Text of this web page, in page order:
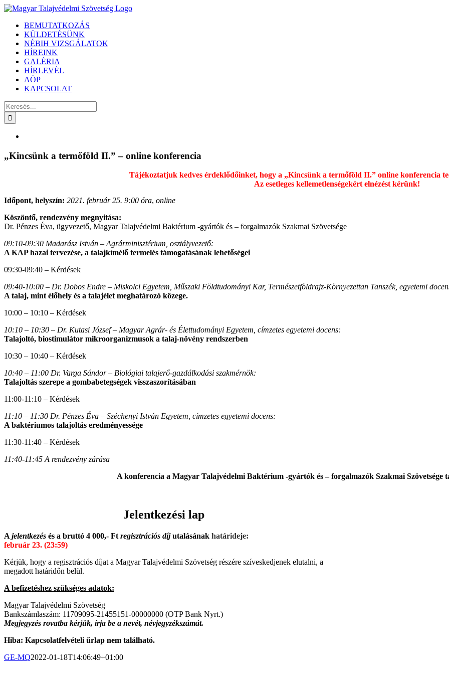
Kihagyás
BEMUTATKOZÁS
KÜLDETÉSÜNK
NÉBIH VIZSGÁLATOK
HÍREINK
GALÉRIA
HÍRLEVÉL
AÖP
KAPCSOLAT
Keresés...
Image
„Kincsünk a termőföld II.” – online konferencia
Tájékoztatjuk kedves érdeklődőinket, hogy a „Kincsünk a termőföld II.” online konferencia
Az esetleges kellemetlenségekért elnézést kérünk!
Időpont, helyszín: 2021. február 25. 9:00 óra, online
Köszöntő, rendezvény megnyitása:
Dr. Pénzes Éva, ügyvezető, Magyar Talajvédelmi Baktérium -gyártók és – forgalmazók Szakmai Szövetsége
09:10-09:30 Madarász István – Agrárminisztérium, osztályvezető:
A KAP hazai tervezése, a talajkímélő termelés támogatásának lehetőségei
09:30-09:40 – Kérdések
09:40-10:00 – Dr. Dobos Endre – Miskolci Egyetem, Műszaki Földtudományi Kar, Természetföldrajz-Környezettan Tanszék, egyetemi
A talaj, mint élőhely és a talajélet meghatározó közege.
10:00 – 10:10 – Kérdések
10:10 – 10:30 – Dr. Kutasi József – Magyar Agrár- és Élettudományi Egyetem, címzetes egyetemi docens:
Talajoltó, biostimulátor mikroorganizmusok a talaj-növény rendszerben
10:30 – 10:40 – Kérdések
10:40 – 11:00 Dr. Varga Sándor – Biológiai talajerő-gazdálkodási szakmérnök:
Talajoltás szerepe a gombabetegségek visszaszorításában
11:00-11:10 – Kérdések
11:10 – 11:30 Dr. Pénzes Éva – Széchenyi István Egyetem, címzetes egyetemi docens:
A baktériumos talajoltás eredményessége
11:30-11:40 – Kérdések
11:40-11:45 A rendezvény zárása
A konferencia a Magyar Talajvédelmi Baktérium -gyártók és – forgalmazók Szakmai Szövetsége
Jelentkezési lap
A jelentkezés és a bruttó 4 000,- Ft regisztrációs díjutalásának határideje:
február 23. (23:59)
Kérjük, hogy a regisztrációs díjat a Magyar Talajvédelmi Szövetség részére szíveskedjenek elutalni, a
megadott határidőn belül.
A befizetéshez szükséges adatok:
Magyar Talajvédelmi Szövetség
Bankszámlaszám: 11709095-21455151-00000000 (OTP Bank Nyrt.)
Megjegyzés rovatba kérjük, írja be a nevét, névjegyzékszámát.
Hiba: Kapcsolatfelvételi űrlap nem található.
GE-MQ2022-01-18T14:06:49+01:00